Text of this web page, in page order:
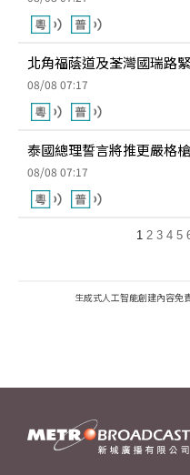
北角福蔭道及荃灣國瑞路
08/08 07:17
泰國總理誓言將推更嚴格
08/08 07:17
1 2 3 4 5
生成式人工智能創建內容免